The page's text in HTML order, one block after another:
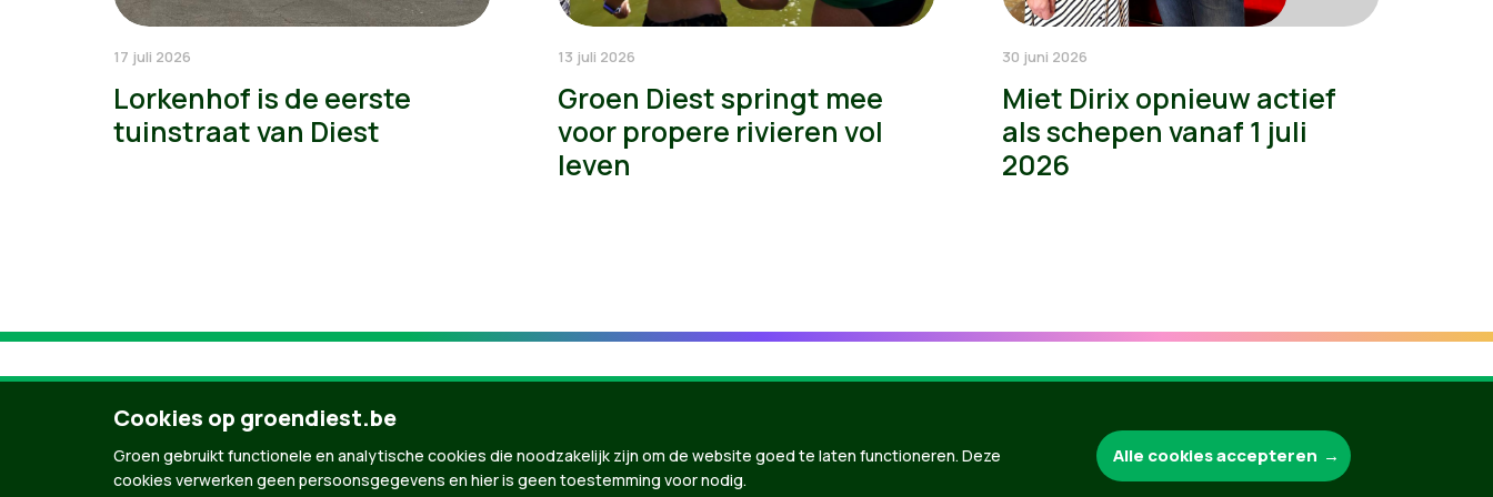
17 juli 2026
Lorkenhof is de eerste
tuinstraat van Diest
13 juli 2026
Groen Diest springt mee
voor propere rivieren vol
leven
30 juni 2026
Miet Dirix opnieuw actief
als schepen vanaf 1 juli
2026
Groen.be
Cookies op groendiest.be
Groen gebruikt functionele en analytische cookies die noodzakelijk zijn om de website goed te laten functioneren. Deze
cookies verwerken geen persoonsgegevens en hier is geen toestemming voor nodig.
Alle cookies accepteren